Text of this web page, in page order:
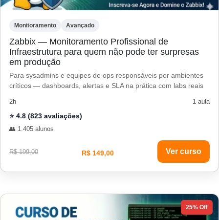
Monitoramento Avançado
Zabbix — Monitoramento Profissional de
Infraestrutura para quem não pode ter surpresas
em produção
Para sysadmins e equipes de ops responsáveis por ambientes
críticos — dashboards, alertas e SLA na prática com labs reais
2h 1 aula
⭐ 4.8 (823 avaliações)
👥 1.405 alunos
R$ 199,00 R$ 149,00 Ver curso
25% Off